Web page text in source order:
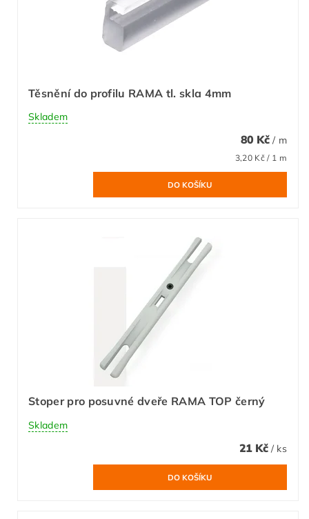
Těsnění do profilu RAMA tl. skla 4mm
Skladem
80 Kč/ m
3,20 Kč / 1 m
Stoper pro posuvné dveře RAMA TOP černý
Skladem
21 Kč / ks